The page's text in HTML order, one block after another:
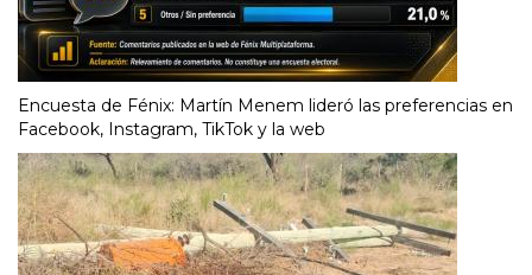
Encuesta de Fénix: Martín Menem lideró las preferencias en
Facebook, Instagram, TikTok y la web